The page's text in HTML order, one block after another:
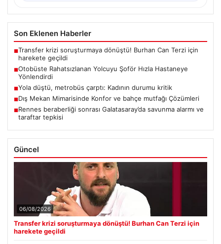
Son Eklenen Haberler
■Transfer krizi soruşturmaya dönüştü! Burhan Can Terzi için
harekete geçildi
■Otobüste Rahatsızlanan Yolcuyu Şoför Hızla Hastaneye
Yönlendirdi
■Yola düştü, metrobüs çarptı: Kadının durumu kritik
■Dış Mekan Mimarisinde Konfor ve bahçe mutfağı Çözümleri
■Rennes beraberliği sonrası Galatasaray’da savunma alarmı ve
taraftar tepkisi
Güncel
06/08/2026
Transfer krizi soruşturmaya dönüştü! Burhan Can Terzi için
harekete geçildi